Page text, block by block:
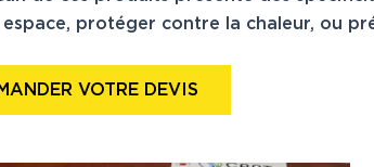
protéger contre la chaleur, ou
VOTRE DEVIS